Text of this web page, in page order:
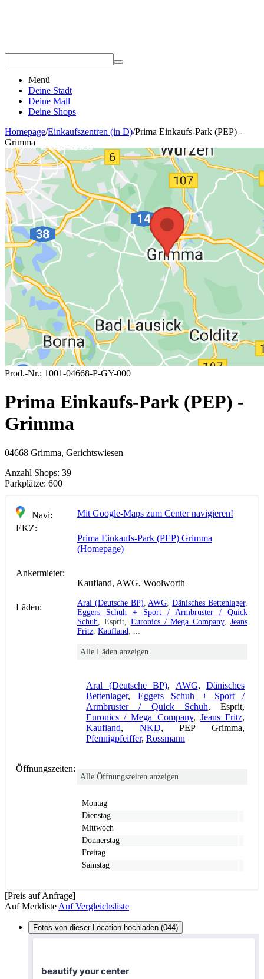
Menü
Deine Stadt
Deine Mall
Deine Shops
Homepage/Einkaufszentren (in D)/Prima Einkaufs-Park (PEP) -
Grimma
Prod.-Nr.: 1001-04668-P-GY-000
Prima Einkaufs-Park (PEP) -
Grimma
04668 Grimma, Gerichtswiesen
Anzahl Shops: 39
Parkplätze: 600
Navi:
Mit Google-Maps zum Center navigieren!
EKZ:
Prima Einkaufs-Park (PEP) Grimma
(Homepage)
Ankermieter:
Kaufland, AWG, Woolworth
Läden: Aral (Deutsche BP) AWG ,Dänisches Bettenlager,
Eggers Schuh + Sport / Armbruster / Quick
Schuh , Esprit, Euronics / Mega Company,Jeans
Fritz Kaufland
Alle Läden anzeigen
Aral (Deutsche BP), AWG, Dänisches
Bettenlager, Eggers Schuh + Sport /
Armbruster / Quick Schuh, Esprit,
Euronics / Mega Company, Jeans Fritz,
Kaufland, NKD, PEP Grimma,
Pfennigpfeiffer, Rossmann
Öffnungszeiten:
Alle Öffnungszeiten anzeigen
Montag
Dienstag
Mittwoch
Donnerstag
Freitag
Samstag
[Preis auf Anfrage]
Auf Merkliste Auf Vergleichsliste
Fotos von dieser Location hochladen (044)